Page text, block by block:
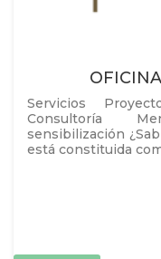
Servicios
Consultoría
sensibilización
está constituida